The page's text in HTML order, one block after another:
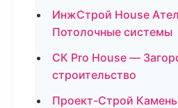
ИнжСтрой House
Потолочные системы
СК Pro House —
строительство
Проект-Строй